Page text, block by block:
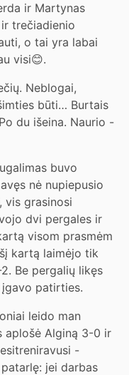
ir Martynas
trečiadienio
o tai yra labai
visi😊.
Neblogai,
būti… Burtais
du išeina. Naurio -
buvo
nė nupiepusio
vis grasinosi
dvi pergales ir
visom prasmėm
kartą laimėjo tik
Be pergalių likęs
patirties.
leido man
aplošė Alginą 3-0 ir
-
jei darbas